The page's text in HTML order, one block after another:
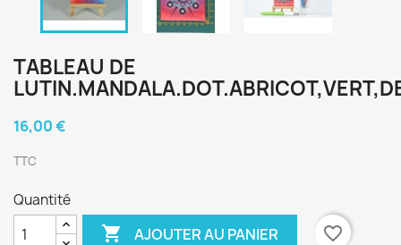
TABLEAU DE
16,00 €
TTC
Quantité
 AJOUTER AU PANIER
favorite_border